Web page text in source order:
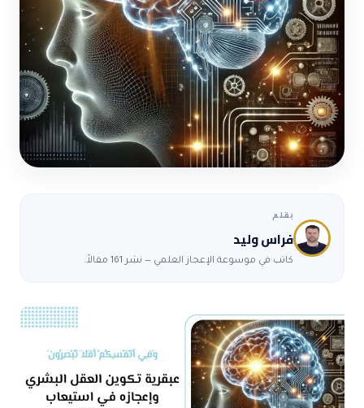
بقلم
فراس وليد
كاتب في موسوعة الإعجاز العلمي — نشر 161 مقالاً.